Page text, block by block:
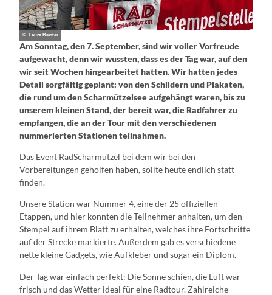
© Laura Beister
Am Sonntag, den 7. September, sind wir voller Vorfreude
aufgewacht, denn wir wussten, dass es der Tag war, auf den
wir seit Wochen hingearbeitet hatten. Wir hatten jedes
Detail sorgfältig geplant: von den Schildern und Plakaten,
die rund um den Scharmützelsee aufgehängt waren, bis zu
unserem kleinen Stand, der bereit war, die Radfahrer zu
empfangen, die an der Tour mit den verschiedenen
nummerierten Stationen teilnahmen.
Das Event RadScharmützel bei dem wir bei den
Vorbereitungen geholfen haben, sollte heute endlich statt
finden.
Unsere Station war Nummer 4, eine der 25 offiziellen
Etappen, und hier konnten die Teilnehmer anhalten, um den
Stempel auf ihrem Blatt zu erhalten, welches ihre Fortschritte
auf der Strecke markierte. Außerdem gab es verschiedene
nette kleine Gadgets, wie Aufkleber und sogar ein Diplom.
Der Tag war einfach perfekt: Die Sonne schien, die Luft war
frisch und das Wetter ideal für eine Radtour. Zahlreiche